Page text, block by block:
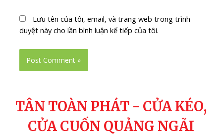
Lưu tên của tôi, email, và trang web trong trình
duyệt này cho lần bình luận kế tiếp của tôi.
TÂN TOÀN PHÁT - CỬA KÉO,
CỬA CUỐN QUẢNG NGÃI